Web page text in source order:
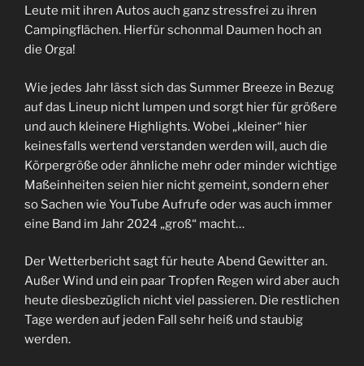
Leute mit ihren Autos auch ganz stressfrei zu ihren
Campingflächen. Hierfür schonmal Daumen hoch an
die Orga!
Wie jedes Jahr lässt sich das Summer Breeze in Bezug
auf das Lineup nicht lumpen und sorgt hier für größere
und auch kleinere Highlights. Wobei „kleiner“ hier
keinesfalls wertend verstanden werden will, auch die
Körpergröße oder ähnliche mehr oder minder wichtige
Maßeinheiten seien hier nicht gemeint, sondern eher
so Sachen wie YouTube Aufrufe oder was auch immer
eine Band im Jahr 2024 „groß“ macht…
Der Wetterbericht sagt für heute Abend Gewitter an.
Außer Wind und ein paar Tropfen Regen wird aber auch
heute diesbezüglich nicht viel passieren. Die restlichen
Tage werden auf jeden Fall sehr heiß und staubig
werden.